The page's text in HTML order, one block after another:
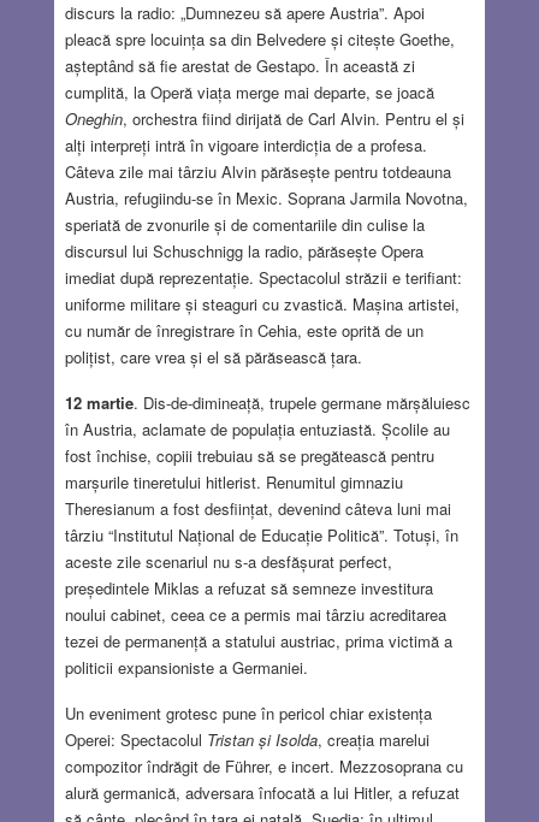
discurs la radio: „Dumnezeu să apere Austria”. Apoi
pleacă spre locuința sa din Belvedere și citește Goethe,
așteptând să fie arestat de Gestapo. În această zi
cumplită, la Operă viața merge mai departe, se joacă
Oneghin, orchestra fiind dirijată de Carl Alvin. Pentru el și
alți interpreți intră în vigoare interdicția de a profesa.
Câteva zile mai târziu Alvin părăsește pentru totdeauna
Austria, refugiindu-se în Mexic. Soprana Jarmila Novotna,
speriată de zvonurile și de comentariile din culise la
discursul lui Schuschnigg la radio, părăsește Opera
imediat după reprezentație. Spectacolul străzii e terifiant:
uniforme militare și steaguri cu zvastică. Mașina artistei,
cu număr de înregistrare în Cehia, este oprită de un
polițist, care vrea și el să părăsească țara.
12 martie. Dis-de-dimineață, trupele germane mărșăluiesc
în Austria, aclamate de populația entuziastă. Școlile au
fost închise, copiii trebuiau să se pregătească pentru
marșurile tineretului hitlerist. Renumitul gimnaziu
Theresianum a fost desființat, devenind câteva luni mai
târziu “Institutul Național de Educație Politică”. Totuși, în
aceste zile scenariul nu s-a desfășurat perfect,
președintele Miklas a refuzat să semneze investitura
noului cabinet, ceea ce a permis mai târziu acreditarea
tezei de permanență a statului austriac, prima victimă a
politicii expansioniste a Germaniei.
Un eveniment grotesc pune în pericol chiar existența
Operei: Spectacolul Tristan și Isolda, creația marelui
compozitor îndrăgit de Führer, e incert. Mezzosoprana cu
alură germanică, adversara înfocată a lui Hitler, a refuzat